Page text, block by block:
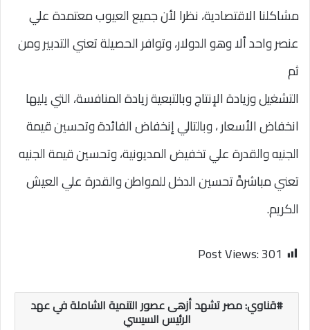
مشاكلنا الاقتصادية، نظرا لأن جميع العيوب معتمدة علي
عنصر واحد ألا وهو الدولار، وتوافر الحصيلة تعني التدبير ومن
ثم
التشغيل وزيادة الإنتاج وبالتبعية زيادة المنافسة، التي يليها
انخفاض الأسعار ، وبالتالي إنخفاض الفائدة وتحسين قيمة
الجنيه والقدرة علي تخفيض المديونية، وتحسين قيمة الجنيه
تعني مباشرةً تحسين الدخل للمواطن والقدرة علي العيش
الكريم.
Post Views:301
قناوي: مصر تشهد أزهى عصور التنمية الشاملة في عهد
الرئيس السيسي